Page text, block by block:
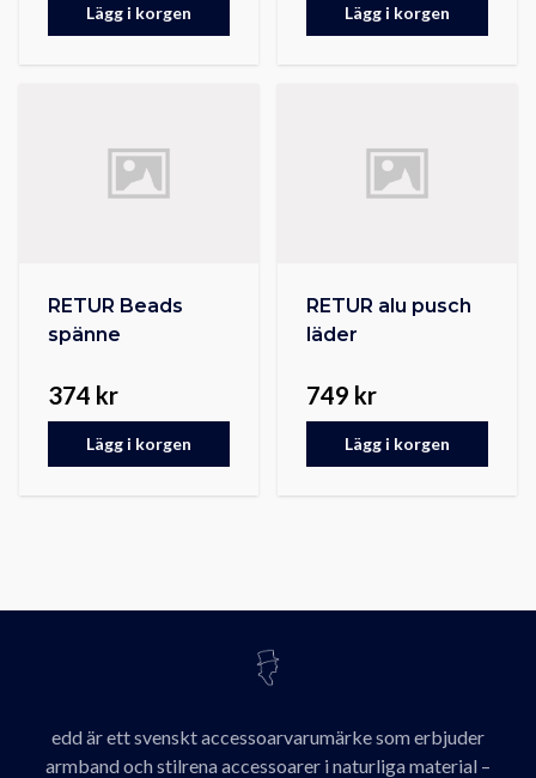
Lägg i korgen Lägg i korgen
RETUR Beads
spänne
374 kr
Lägg i korgen
RETUR alu pusch
läder
749 kr
Lägg i korgen
edd är ett svenskt accessoarvarumärke som erbjuder
armband och stilrena accessoarer i naturliga material –